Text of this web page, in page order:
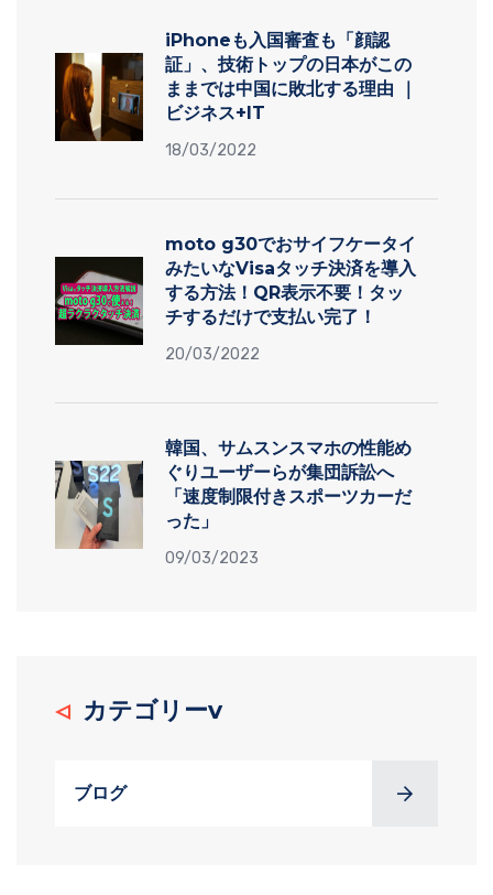
iPhoneも入国審査も「顔認
証」、技術トップの日本がこの
ままでは中国に敗北する理由 ｜
ビジネス+IT
18/03/2022
moto g30でおサイフケータイ
みたいなVisaタッチ決済を導入
する方法！QR表示不要！タッ
チするだけで支払い完了！
20/03/2022
韓国、サムスンスマホの性能め
ぐりユーザーらが集団訴訟へ
「速度制限付きスポーツカーだ
った」
09/03/2023
カテゴリーv
ブログ